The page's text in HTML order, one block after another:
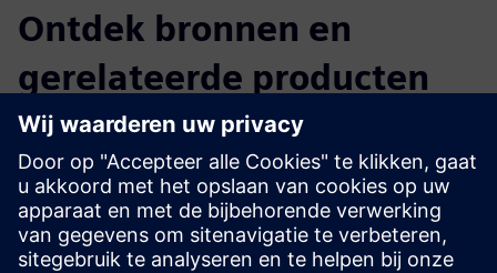
Ontdek bronnen en
gerelateerde producten
Aanvullende informatie en bronnen
IDIAL-webpagina
IDIAL productbeschrijving (Engels)
Productbeschrijving IDIAL (Nederlands)